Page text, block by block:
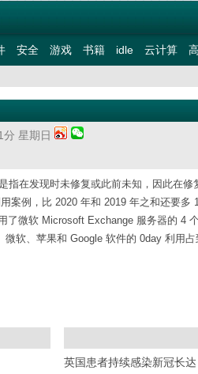
安全 游戏 书籍 idle 云计算
星期日
指在发现时未修复或此前未知，因此在
案例，比 2020 年和 2019 年之和还要多
微软 Microsoft Exchange 服务器的 4
软、苹果和 Google 软件的 0day 利用占
英国患者持续感染新冠长